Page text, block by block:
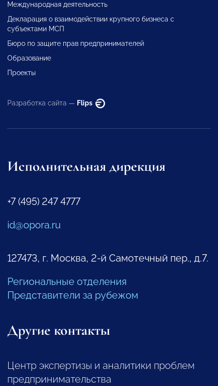
Международная деятельность
Декларация о взаимодействии крупного бизнеса с
субъектами МСП
Бюро по защите прав предпринимателей
Образование
Проекты
Разработка сайта — Flips
Исполнительная дирекция
+7 (495) 247 4777
id@opora.ru
127473, г. Москва, 2-й Самотечный пер., д.7.
Региональные отделения
Представители за рубежом
Другие контакты
Центр экспертизы и аналитики проблем
предпринимательства